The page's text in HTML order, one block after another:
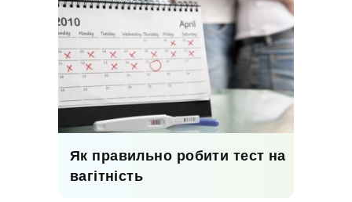
Як правильно робити тест на
вагітність